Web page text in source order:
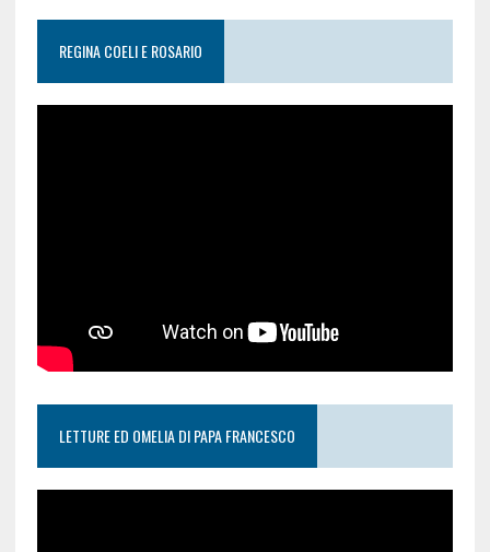
REGINA COELI E ROSARIO
LETTURE ED OMELIA DI PAPA FRANCESCO